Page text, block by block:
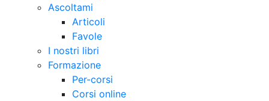
Ascoltami
Articoli
Favole
I nostri libri
Formazione
Per-corsi
Corsi online